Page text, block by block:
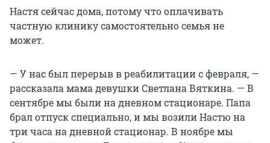
Настя сейчас дома, потому что оплачивать
частную клинику самостоятельно семья не
может.
— У нас был перерыв в реабилитации с февраля, —
рассказала мама девушки Светлана Вяткина. — В
сентябре мы были на дневном стационаре. Папа
брал отпуск специально, и мы возили Настю на
три часа на дневной стационар. В ноябре мы